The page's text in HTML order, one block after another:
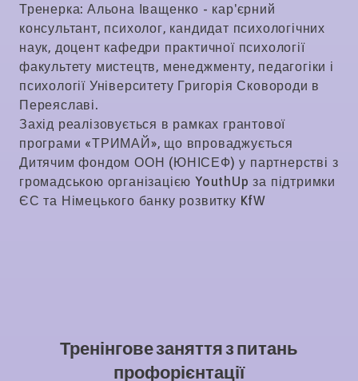
Тренерка: Альона Іващенко - кар'єрний
консультант, психолог, кандидат психологічних
наук, доцент кафедри практичної психології
факультету мистецтв, менеджменту, педагогіки і
психології Університету Григорія Сковороди в
Переяславі.
Захід реалізовується в рамках грантової
програми «ТРИМАЙ», що впроваджується
Дитячим фондом ООН (ЮНІСЕФ) у партнерстві з
громадською організацією YouthUp за підтримки
ЄС та Німецького банку розвитку KfW
Тренінгове заняття з питань
профорієнтації